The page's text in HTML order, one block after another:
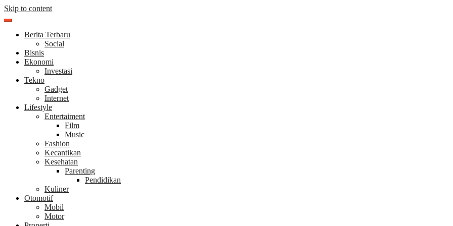
Skip to content
Berita Terbaru
Social
Bisnis
Ekonomi
Investasi
Tekno
Gadget
Internet
Lifestyle
Entertaiment
Film
Music
Fashion
Kecantikan
Kesehatan
Parenting
Pendidikan
Kuliner
Otomotif
Mobil
Motor